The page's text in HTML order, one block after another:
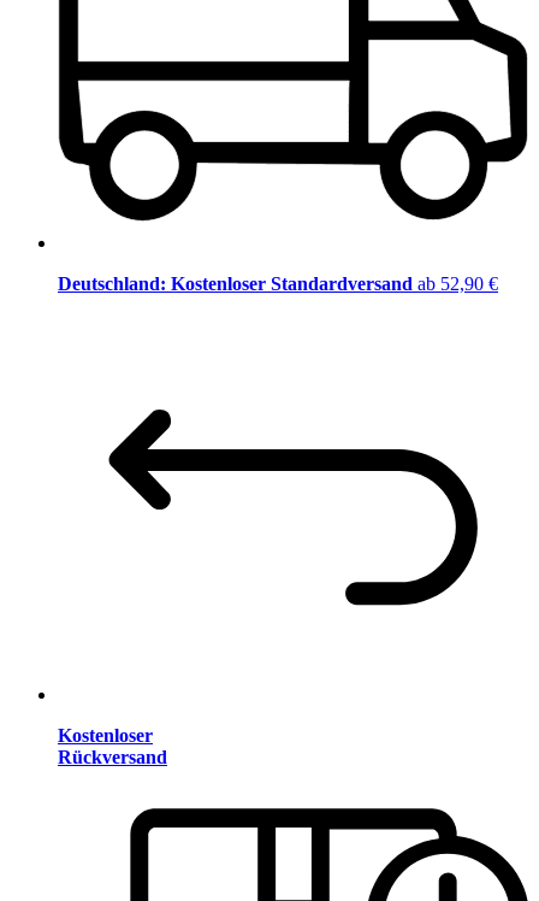
Deutschland: Kostenloser Standardversand ab 52,90 €
Kostenloser
Rückversand